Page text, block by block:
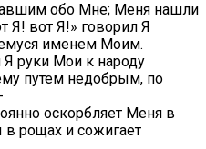
обо Мне; Меня нашли
Я! вот Я!» говорил Я
именем Моим.
Я руки Мои к народу
путем недобрым, по
оскорбляет Меня в
рощах и сожигает